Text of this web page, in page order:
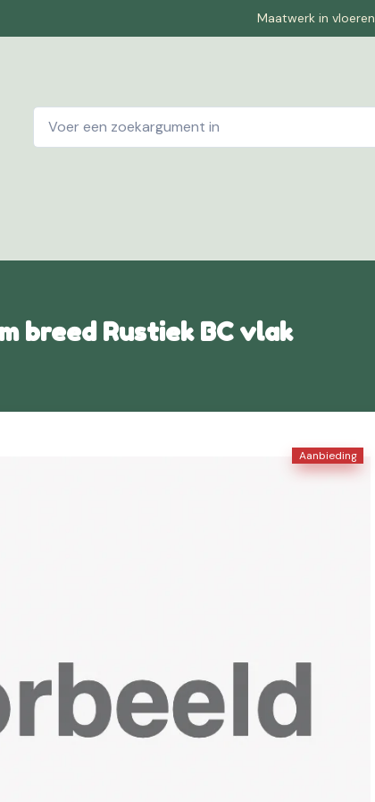
Maatwerk in vloeren
breed Rustiek BC vlak
Aanbieding